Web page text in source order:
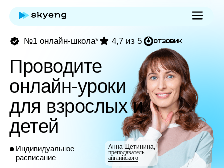
Индивидуальное
расписание
От 12 часов в неделю
Доход от 65 900 до 134 356 ₽,
сумма зависит от направления и нагрузки
4,7 из 5
Проводите
онлайн-уроки
для взрослых и
детей
Анна Щетинина,
преподаватель